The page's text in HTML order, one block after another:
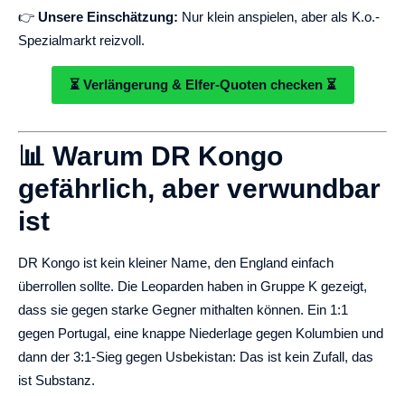
👉 Unsere Einschätzung: Nur klein anspielen, aber als K.o.-
Spezialmarkt reizvoll.
⏳ Verlängerung & Elfer-Quoten checken ⏳
📊 Warum DR Kongo
gefährlich, aber verwundbar
ist
DR Kongo ist kein kleiner Name, den England einfach
überrollen sollte. Die Leoparden haben in Gruppe K gezeigt,
dass sie gegen starke Gegner mithalten können. Ein 1:1
gegen Portugal, eine knappe Niederlage gegen Kolumbien und
dann der 3:1-Sieg gegen Usbekistan: Das ist kein Zufall, das
ist Substanz.